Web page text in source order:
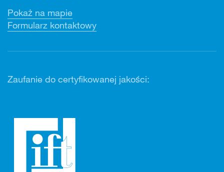
Pokaż na mapie
Formularz kontaktowy
Zaufanie do certyfikowanej jakości: